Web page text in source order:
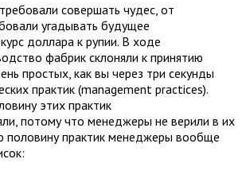
совершать чудес, от
угадывать будущее
доллара к рупии. В ходе
фабрик склоняли к принятию
простых, как вы через три секунды
практик (management practices).
этих практик
потому что менеджеры не верили в их
половину практик менеджеры вообще